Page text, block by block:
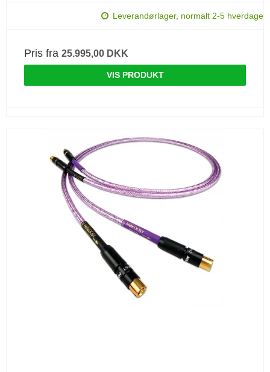
Leverandørlager, normalt 2-5 hverdage
Pris fra 25.995,00 DKK
VIS PRODUKT